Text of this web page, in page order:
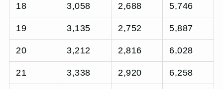
18 3,058 2,688 5,746
19 3,135 2,752 5,887
20 3,212 2,816 6,028
21 3,338 2,920 6,258